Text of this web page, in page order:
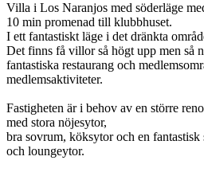
Villa i Los Naranjos med söderläge
10 min promenad till klubbhuset.
I ett fantastiskt läge i det dränkta
Det finns få villor så högt upp men så
fantastiska restaurang och
medlemsaktiviteter.
Fastigheten är i behov av en större
med stora nöjesytor,
bra sovrum, köksytor och en fantastisk
och loungeytor.